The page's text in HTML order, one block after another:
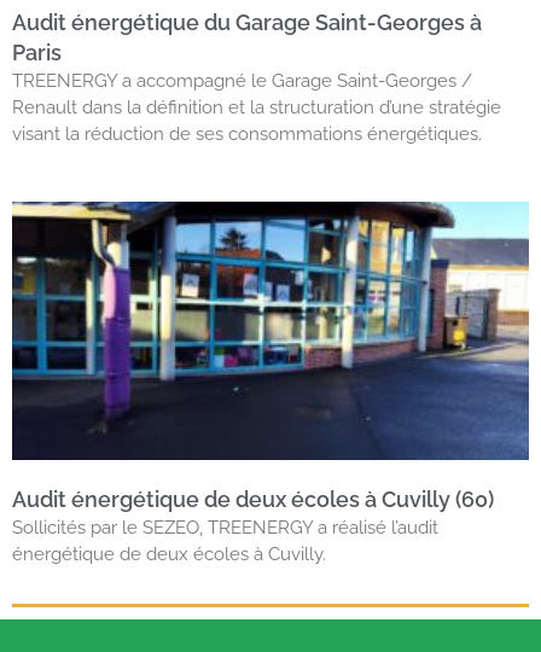
Audit énergétique du Garage Saint-Georges à
Paris
TREENERGY a accompagné le Garage Saint-Georges /
Renault dans la définition et la structuration d’une stratégie
visant la réduction de ses consommations énergétiques.
Audit énergétique de deux écoles à Cuvilly (60)
Sollicités par le SEZEO, TREENERGY a réalisé l’audit
énergétique de deux écoles à Cuvilly.